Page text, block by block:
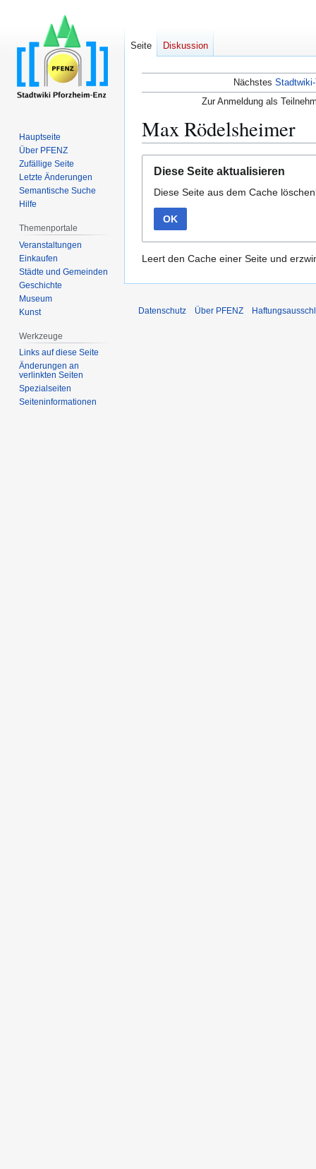
Nächstes
Zur Anmeldung als
Max Rödelsheimer
Navigation
springen
Suche
springen
Diese Seite aktualisieren
Diese Seite aus dem Cache
OK
Leert den Cache einer Seite und
Seite Diskussion
Hauptseite
Über PFENZ
Zufällige Seite
Letzte Änderungen
Semantische Suche
Hilfe
Themenportale
Veranstaltungen
Einkaufen
Städte und Gemeinden
Geschichte
Museum
Kunst
Werkzeuge
Links auf diese Seite
Änderungen an
verlinkten Seiten
Spezialseiten
Seiten­­informationen
Datenschutz Über PFENZ